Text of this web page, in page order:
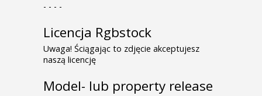
- - - -
Licencja Rgbstock
Uwaga! Ściągając to zdjęcie akceptujesz
naszą licencję
Model- lub property release